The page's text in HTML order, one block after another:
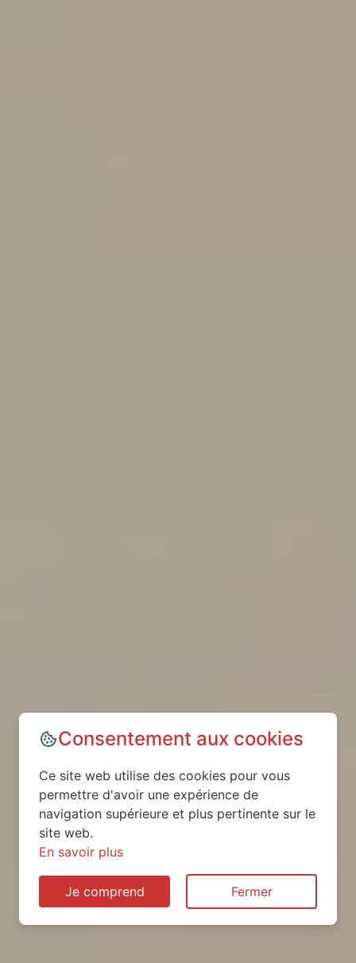
Consentement aux cookies
Ce site web utilise des cookies pour vous
permettre d'avoir une expérience de
navigation supérieure et plus pertinente sur le
site web.
En savoir plus
Je comprend Fermer